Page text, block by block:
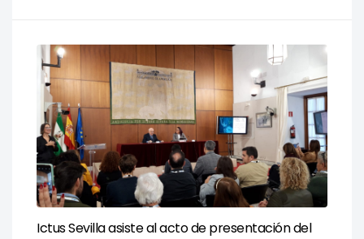
Ictus Sevilla asiste al acto de presentación del